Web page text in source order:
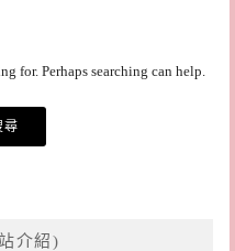
for. Perhaps searching can help.
介紹)